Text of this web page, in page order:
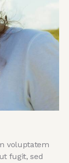
voluptatem
fugit, sed